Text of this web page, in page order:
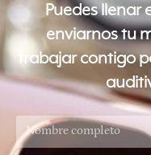
Puedes llenar
enviarnos tu
trabajar contigo